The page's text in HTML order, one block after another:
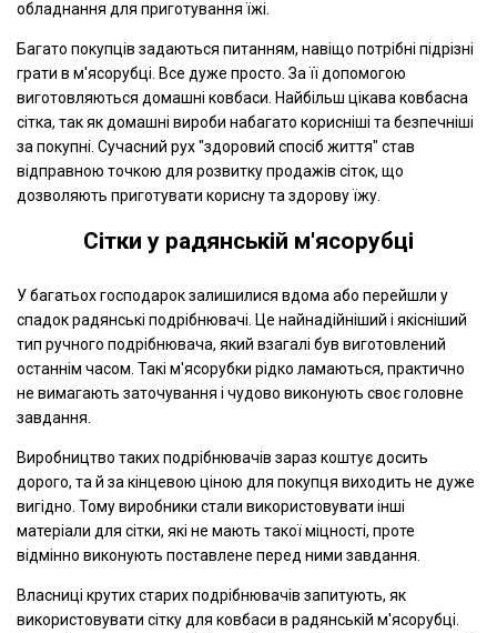
обладнання для приготування їжі.
Багато покупців задаються питанням, навіщо потрібні підрізні
грати в м'ясорубці. Все дуже просто. За її допомогою
виготовляються домашні ковбаси. Найбільш цікава ковбасна
сітка, так як домашні вироби набагато корисніші та безпечніші
за покупні. Сучасний рух "здоровий спосіб життя" став
відправною точкою для розвитку продажів сіток, що
дозволяють приготувати корисну та здорову їжу.
Сітки у радянській м'ясорубці
У багатьох господарок залишилися вдома або перейшли у
спадок радянські подрібнювачі. Це найнадійніший і якісніший
тип ручного подрібнювача, який взагалі був виготовлений
останнім часом. Такі м'ясорубки рідко ламаються, практично
не вимагають заточування і чудово виконують своє головне
завдання.
Виробництво таких подрібнювачів зараз коштує досить
дорого, та й за кінцевою ціною для покупця виходить не дуже
вигідно. Тому виробники стали використовувати інші
матеріали для сітки, які не мають такої міцності, проте
відмінно виконують поставлене перед ними завдання.
Власниці крутих старих подрібнювачів запитують, як
використовувати сітку для ковбаси в радянській м'ясорубці.